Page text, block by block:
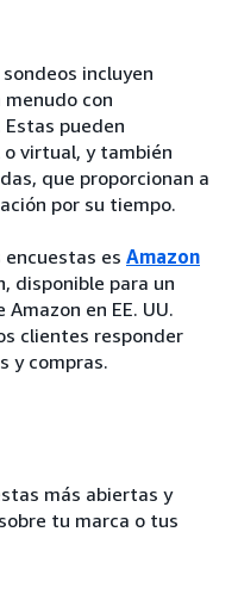
incluyen
con
pueden
virtual, y también
que proporcionan a
por su tiempo.
es Amazon
disponible para un
en EE. UU.
clientes responder
y compras.
más abiertas y
tu marca o tus